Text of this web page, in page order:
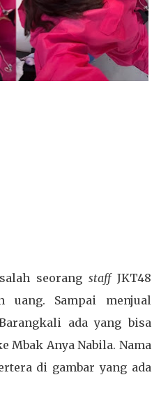
seorangstaffJKT48
uang. Sampai menjual
ada yang bisa
Mbak Anya Nabila. Nama
di gambar yang ada